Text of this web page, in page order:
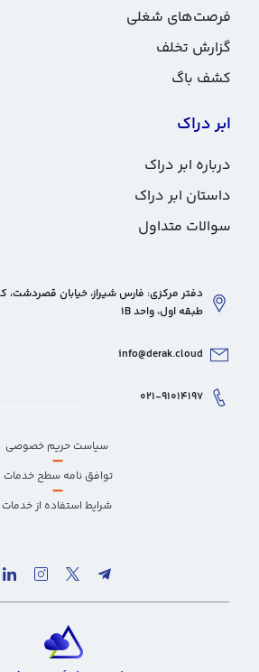
فرصت‌های شغلی
گزارش تخلف
کشف باگ
ابر دراک
درباره ابر دراک
داستان ابر دراک
سوالات متداول
طبقه اول، واحد 1B
info@derak.cloud
۰۲۱-۹۱۰۱۴۱۹۷
سیاست حریم خصوصی
–
توافق نامه سطح خدمات
–
شرایط استفاده از خدمات